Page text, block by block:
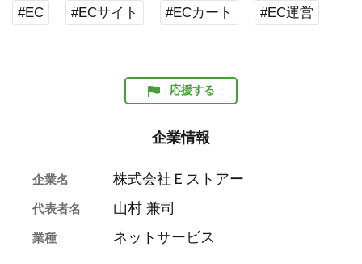
#EC #ECサイト #ECカート #EC運営
応援する
企業情報
企業名 株式会社Ｅストアー
代表者名 山村 兼司
業種 ネットサービス